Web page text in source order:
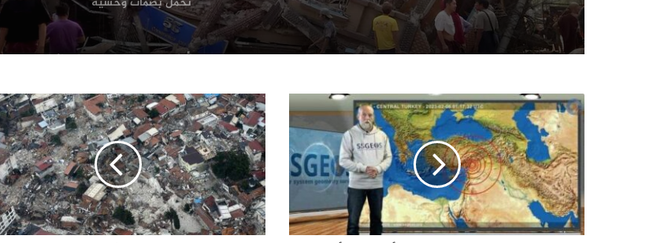
لأول مرة منذ وقف النار.. إسرائيل
رئيس حكومة لبنان للجيش: أوقفوا
مطلقي الصواريخ
208 شهداء..إسرائيل تتعمد قتل
الصحفيين لمنع نقل جرائمها